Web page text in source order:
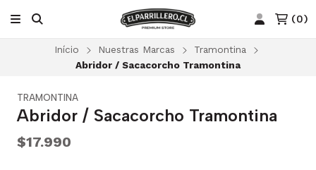
(0)
Início Nuestras Marcas
Tramontina
Abridor / Sacacorcho Tramontina
TRAMONTINA
Abridor / Sacacorcho Tramontina
$17.990